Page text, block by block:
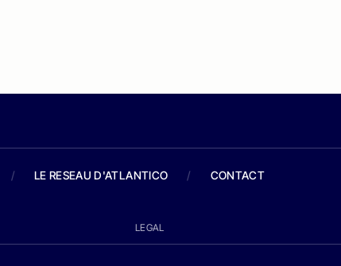
/ LE RESEAU D'ATLANTICO / CONTACT
LEGAL